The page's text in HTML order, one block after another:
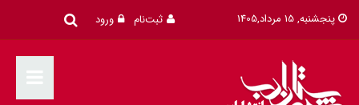
پنجشنبه, 15 مرداد,1405 ثبت‌نام ورود